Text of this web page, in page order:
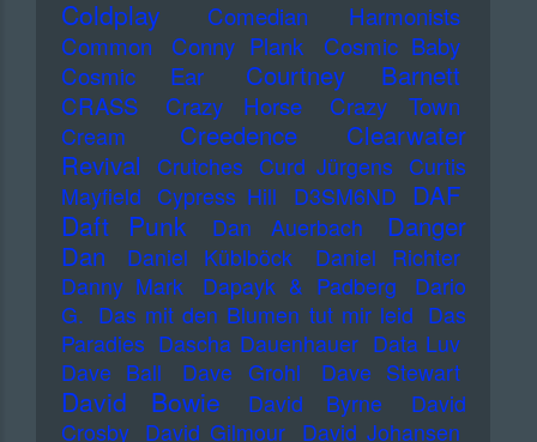
Coldplay
Comedian Harmonists
Common
Conny Plank
Cosmic Baby
Cosmic Ear
Courtney Barnett
CRASS Crazy Horse Crazy Town
Cream
Creedence Clearwater
Revival
Crutches Curd Jürgens Curtis
Mayfield Cypress Hill D3SM6ND DAF
Daft Punk Dan Auerbach
Danger
Dan
Daniel Küblböck
Daniel Richter
Danny Mark
Dapayk & Padberg
Dario
G. Das mit den Blumen tut mir leid Das
Paradies Dascha Dauenhauer Data Luv
Dave Ball
Dave Grohl Dave Stewart
David Bowie David Byrne
David
Crosby David Gilmour David Johansen